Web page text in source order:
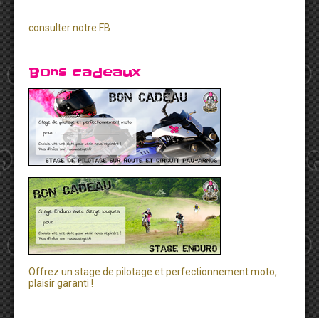
consulter notre FB
Bons cadeaux
Offrez un stage de pilotage et perfectionnement moto,
plaisir garanti !